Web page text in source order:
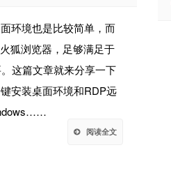
环境也是比较简单，而
狐浏览器，足够满足于
这篇文章就来分享一下
安装桌面环境和RDP远
阅读全文